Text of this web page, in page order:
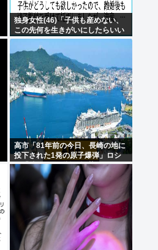
独身女性(46)「子供も産めない、
この先何を生きがいにしたらいい
の？」
高市「81年前の今日、長崎の地に
投下された1発の原子爆弾」ロシ
ア「待って。《誰が》落とした
の？ねぇ、なんでそこ伏せる